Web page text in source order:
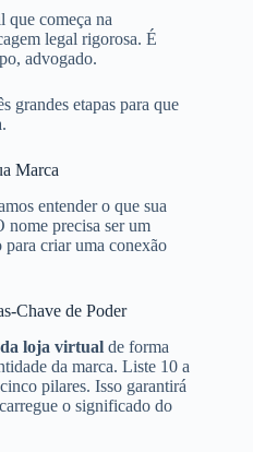
que começa na
legal rigorosa. É
advogado.
grandes etapas para que
Marca
entender o que sua
nome precisa ser um
para criar uma conexão
Chave de Poder
loja virtual de forma
da marca. Liste 10 a
pilares. Isso garantirá
o significado do